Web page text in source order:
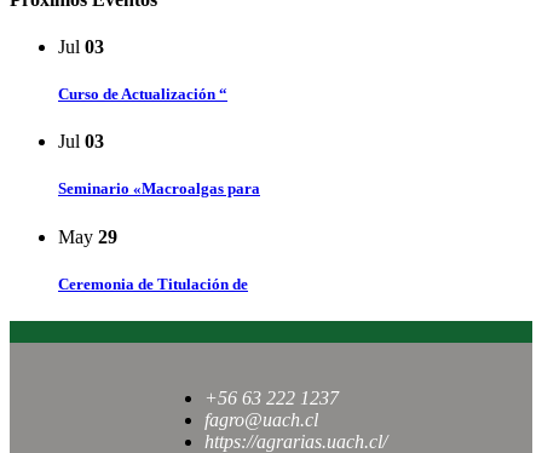
Jul 03
Curso de Actualización “
Jul 03
Seminario «Macroalgas para
May 29
Ceremonia de Titulación de
+56 63 222 1237
fagro@uach.cl
https://agrarias.uach.cl/